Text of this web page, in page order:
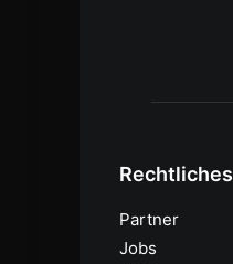
Rechtliches
Partner
Jobs